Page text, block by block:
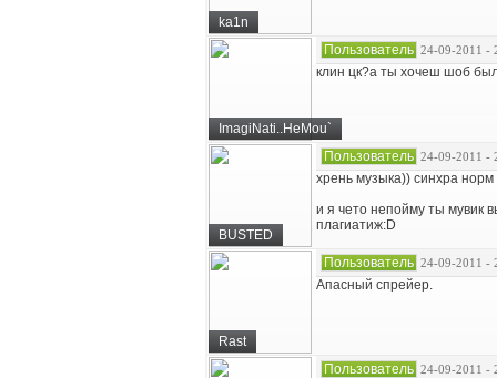
ka1n
ImagiNati..HeMou`
Пользователь 24-09-2011 -
клин цк?а ты хочеш шоб
BUSTED
Пользователь 24-09-2011 -
хрень музыка)) синхра
и я чето непойму ты мувик
плагиатиж:D
Rast
Пользователь 24-09-2011 -
Апасный спрейер.
Пользователь 24-09-2011 -